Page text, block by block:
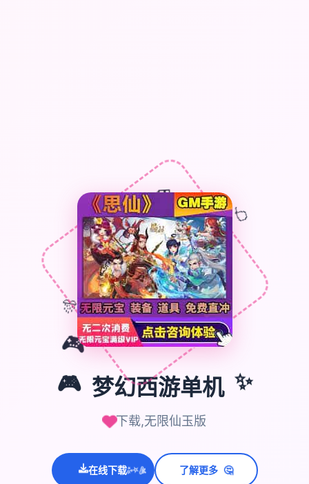
🎮
🎮 梦幻西游单机 ✨
下载,无限仙玉版
在线下载✨⭐💫 了解更多 🤔
🎈
🎊
🎁